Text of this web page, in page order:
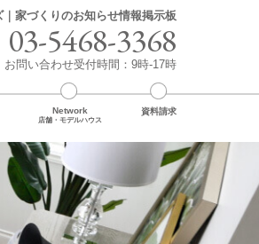
家づくりのお知らせ情報掲示板
03-5468-3368
お問い合わせ受付時間：9時-17時
Network
店舗・モデルハウス
資料請求